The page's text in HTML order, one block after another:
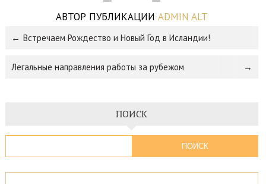
АВТОР ПУБЛИКАЦИИ ADMIN ALT
Встречаем Рождество и Новый Год в Исландии!
Легальные направления работы за рубежом
ПОИСК